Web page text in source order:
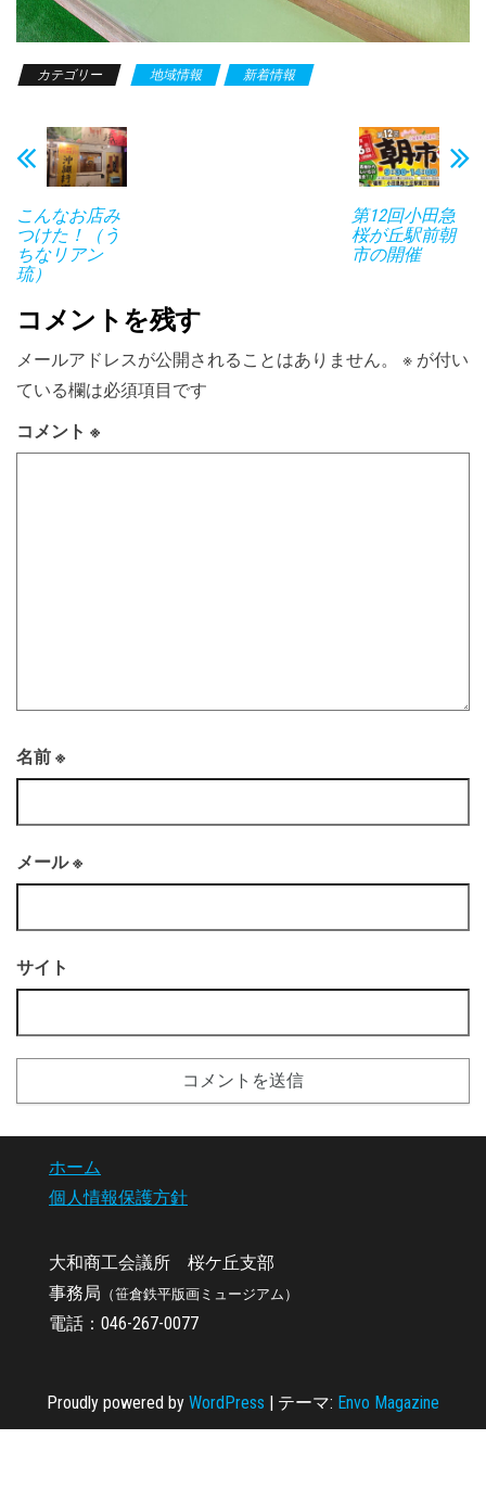
カテゴリー 地域情報 新着情報
こんなお店み
つけた！（う
ちなリアン
琉）
第12回小田急
桜が丘駅前朝
市の開催
コメントを残す
メールアドレスが公開されることはありません。 ※ が付い
ている欄は必須項目です
コメント ※
名前 ※
メール※
サイト
ホーム
個人情報保護方針
大和商工会議所 桜ケ丘支部
事務局 （笹倉鉄平版画ミュージアム）
電話：046-267-0077
Proudly powered by WordPress | テーマ: Envo Magazine